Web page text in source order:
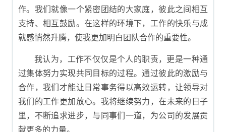
作。我们就像一个紧密团结的大家庭，彼此之间相互
支持、相互鼓励。在这样的环境下，工作的快乐与成
就感悄然升腾，使我更加明白团队合作的重要性。
我认为，工作不仅仅是个人的职责，更是一种通
过集体努力实现共同目标的过程。通过彼此的激励与
合作，我们才能让日常事务得以高效运转，让领导对
我们的工作更加放心。我将继续努力，在未来的日子
里，不断追求进步，与同事们一道，为公司的发展贡
献更多的力量。